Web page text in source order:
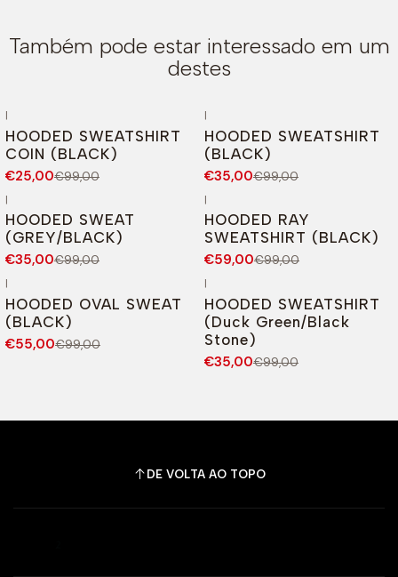
Também pode estar interessado em um
destes
|
HOODED SWEATSHIRT
COIN (BLACK)
€25,00€99,00
|
HOODED SWEATSHIRT
(BLACK)
€35,00€99,00
Esgotado
|
HOODED SWEAT
(GREY/BLACK)
€35,00€99,00
|
HOODED RAY
SWEATSHIRT (BLACK)
€59,00€99,00
|
HOODED OVAL SWEAT
(BLACK)
€55,00€99,00
|
HOODED SWEATSHIRT
(Duck Green/Black
Stone)
€35,00€99,00
DE VOLTA AO TOPO